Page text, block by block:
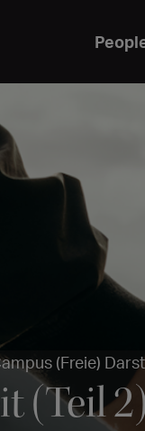
(Freie)
(Teil